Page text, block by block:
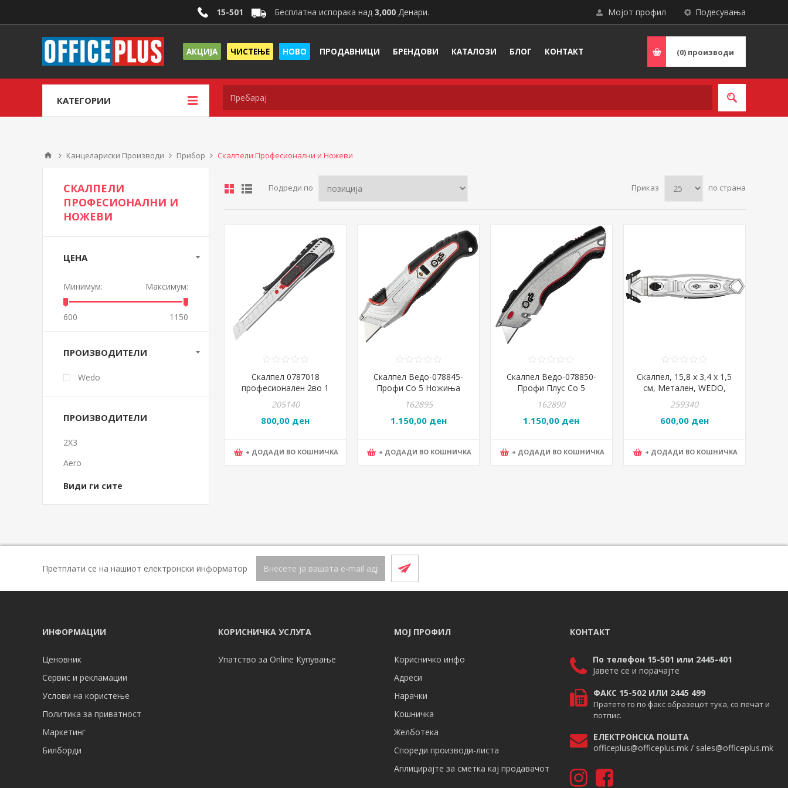
Подесувања
Мојот профил
15-501 Бесплатна испорака над 3,000 Денари.
АКЦИЈА ЧИСТЕЊЕ НОВО ПРОДАВНИЦИ БРЕНДОВИ КАТАЛОЗИ БЛОГ КОНТАКТ (0) производи
КАТЕГОРИИ
Канцелариски Производи Прибор Скалпели Професионални и Ножеви
Подреди по Приказ по страна
Скалпел 0787018
професионален 2во 1
-18мм нож
205140
800,00 ден
+ ДОДАДИ ВО КОШНИЧКА
Скалпел Ведо-078845-
Профи Со 5 Ножиња
162895
1.150,00 ден
+ ДОДАДИ ВО КОШНИЧКА
Скалпел Ведо-078850-
Профи Плус Со 5
Ножиња
162890
1.150,00 ден
+ ДОДАДИ ВО КОШНИЧКА
Скалпел, 15,8 х 3,4 х 1,5
см, Метален, WEDO,
078865
259340
600,00 ден
+ ДОДАДИ ВО КОШНИЧКА
СКАЛПЕЛИ
ПРОФЕСИОНАЛНИ И
НОЖЕВИ
ЦЕНА
Минимум: Максимум:
600 1150
ПРОИЗВОДИТЕЛИ
Wedo
ПРОИЗВОДИТЕЛИ
2X3
Aero
Види ги сите
Претплати се на нашиот електронски информатор
ИНФОРМАЦИИ
Ценовник
Сервис и рекламации
Услови на користење
Политика за приватност
Маркетинг
Билборди
КОРИСНИЧКА УСЛУГА
Упатство за Online Купување
МОЈ ПРОФИЛ
Корисничко инфо
Адреси
Нарачки
Кошничка
Желботека
Спореди производи-листа
Аплицирајте за сметка кај продавачот
КОНТАКТ
По телефон 15-501 или 2445-401
Јавете се и порачајте
ФАКС 15-502 ИЛИ 2445 499
Пратете го по факс образецот тука, со печат и
потпис.
ЕЛЕКТРОНСКА ПОШТА
officeplus@officeplus.mk / sales@officeplus.mk